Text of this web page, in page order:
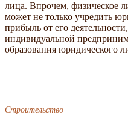
лица. Впрочем, физическое
может не только учредить
прибыль от его
индивидуальной
образования юридического
Строительство